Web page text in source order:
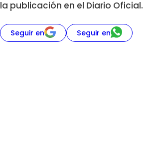
la publicación en el Diario Oficial.
Seguir en Seguir en